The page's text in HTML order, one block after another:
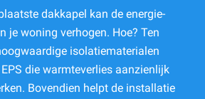
dakkapel kan de energie-
je woning verhogen. Hoe? Ten
isolatiematerialen
die warmteverlies aanzienlijk
Bovendien helpt de installatie